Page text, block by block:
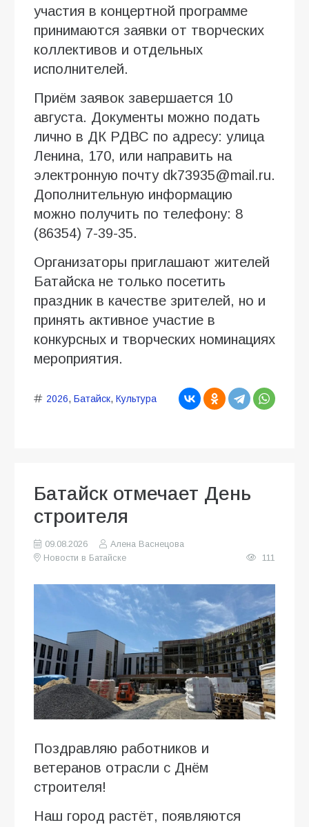
участия в концертной программе
принимаются заявки от творческих
коллективов и отдельных
исполнителей.
Приём заявок завершается 10
августа. Документы можно подать
лично в ДК РДВС по адресу: улица
Ленина, 170, или направить на
электронную почту dk73935@mail.ru.
Дополнительную информацию
можно получить по телефону: 8
(86354) 7-39-35.
Организаторы приглашают жителей
Батайска не только посетить
праздник в качестве зрителей, но и
принять активное участие в
конкурсных и творческих номинациях
мероприятия.
2026, Батайск, Культура
Батайск отмечает День
строителя
09.08.2026
Алена Васнецова
Новости в Батайске
111
Поздравляю работников и
ветеранов отрасли с Днём
строителя!
Наш город растёт, появляются